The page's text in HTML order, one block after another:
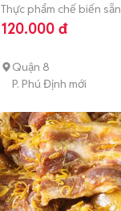
Thực phẩm chế biến sẵn
120.000 đ
Quận 8
P. Phú Định mới